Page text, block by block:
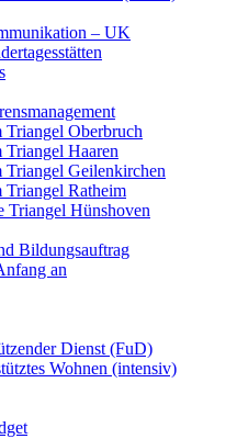
– UK
Triangel Oberbruch
Triangel Haaren
Triangel Geilenkirchen
Triangel Ratheim
Triangel Hünshoven
Bildungsauftrag
an
Dienst (FuD)
Wohnen (intensiv)